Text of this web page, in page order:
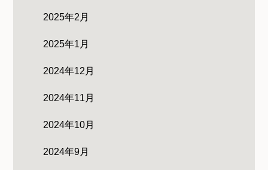
2025年2月
2025年1月
2024年12月
2024年11月
2024年10月
2024年9月